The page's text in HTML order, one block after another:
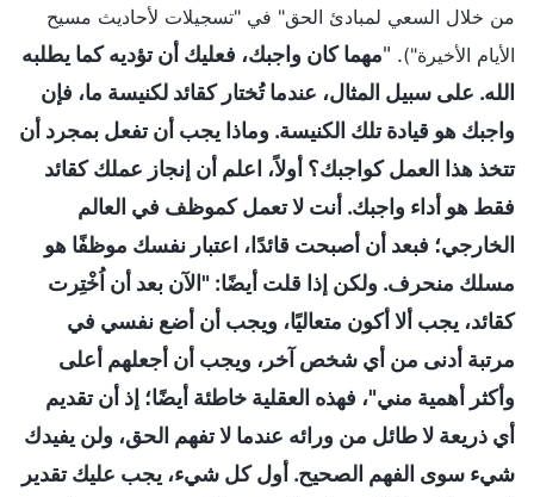
من خلال السعي لمبادئ الحق" في "تسجيلات لأحاديث مسيح
الأيام الأخيرة"). "مهما كان واجبك، فعليك أن تؤديه كما يطلبه
الله. على سبيل المثال، عندما تُختار كقائد لكنيسة ما، فإن
واجبك هو قيادة تلك الكنيسة. وماذا يجب أن تفعل بمجرد أن
تتخذ هذا العمل كواجبك؟ أولاً، اعلم أن إنجاز عملك كقائد
فقط هو أداء واجبك. أنت لا تعمل كموظف في العالم
الخارجي؛ فبعد أن أصبحت قائدًا، اعتبار نفسك موظفًا هو
مسلك منحرف. ولكن إذا قلت أيضًا: "الآن بعد أن اُخْتِرت
كقائد، يجب ألا أكون متعاليًا، ويجب أن أضع نفسي في
مرتبة أدنى من أي شخص آخر، ويجب أن أجعلهم أعلى
وأكثر أهمية مني"، فهذه العقلية خاطئة أيضًا؛ إذ أن تقديم
أي ذريعة لا طائل من ورائه عندما لا تفهم الحق، ولن يفيدك
شيء سوى الفهم الصحيح. أول كل شيء، يجب عليك تقدير